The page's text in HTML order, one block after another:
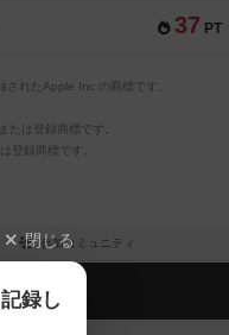
37 PT
れたApple Inc.の商標です。
たは登録商標です。
登録商標です。
参加コミュニティ
閉じる
録し